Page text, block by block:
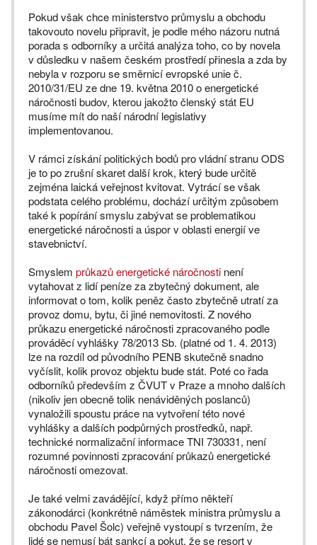
Pokud však chce ministerstvo průmyslu a obchodu
takovouto novelu připravit, je podle mého názoru nutná
porada s odborníky a určitá analýza toho, co by novela
v důsledku v našem českém prostředí přinesla a zda by
nebyla v rozporu se směrnicí evropské unie č.
2010/31/EU ze dne 19. května 2010 o energetické
náročnosti budov, kterou jakožto členský stát EU
musíme mít do naší národní legislativy
implementovanou.
V rámci získání politických bodů pro vládní stranu ODS
je to po zrušní skaret další krok, který bude určitě
zejména laická veřejnost kvitovat. Vytrácí se však
podstata celého problému, dochází určitým způsobem
také k popírání smyslu zabývat se problematikou
energetické náročnosti a úspor v oblasti energií ve
stavebnictví.
Smyslem průkazů energetické náročnosti není
vytahovat z lidí peníze za zbytečný dokument, ale
informovat o tom, kolik peněz často zbytečně utratí za
provoz domu, bytu, či jiné nemovitosti. Z nového
průkazu energetické náročnosti zpracovaného podle
prováděcí vyhlášky 78/2013 Sb. (platné od 1. 4. 2013)
lze na rozdíl od původního PENB skutečně snadno
vyčíslit, kolik provoz objektu bude stát. Poté co řada
odborníků především z ČVUT v Praze a mnoho dalších
(nikoliv jen obecně tolik nenáviděných poslanců)
vynaložili spoustu práce na vytvoření této nové
vyhlášky a dalších podpůrných prostředků, např.
technické normalizační informace TNI 730331, není
rozumné povinnosti zpracování průkazů energetické
náročnosti omezovat.
Je také velmi zavádějící, když přímo někteří
zákonodárci (konkrétně náměstek ministra průmyslu a
obchodu Pavel Šolc) veřejně vystoupí s tvrzením, že
lidé se nemusí bát sankcí a pokut, že se resort v